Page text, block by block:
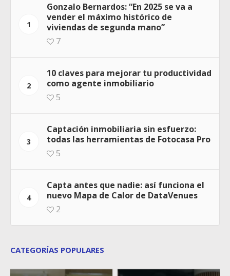
1
Gonzalo Bernardos: “En 2025 se va a
vender el máximo histórico de
viviendas de segunda mano”
7
2
10 claves para mejorar tu productividad
como agente inmobiliario
5
3
Captación inmobiliaria sin esfuerzo:
todas las herramientas de Fotocasa Pro
5
4
Capta antes que nadie: así funciona el
nuevo Mapa de Calor de DataVenues
2
CATEGORÍAS POPULARES